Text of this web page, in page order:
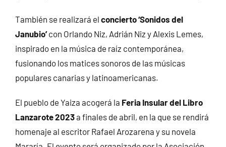
También se realizará el concierto ‘Sonidos del
Janubio’con Orlando Niz, Adrián Niz y Alexis Lemes,
inspirado en la música de raíz contemporánea,
fusionando los matices sonoros de las músicas
populares canarias y latinoamericanas.
El pueblo de Yaiza acogerá la Feria Insular del Libro
Lanzarote 2023a finales de abril, en la que se rendirá
homenaje al escritor Rafael Arozarena y su novela